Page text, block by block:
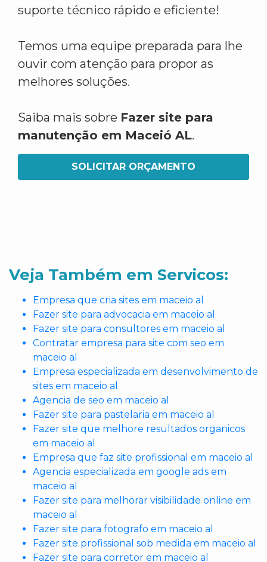
suporte técnico rápido e eficiente!
Temos uma equipe preparada para lhe
ouvir com atenção para propor as
melhores soluções.
Saiba mais sobre Fazer site para
manutenção em Maceió AL.
SOLICITAR ORÇAMENTO
Veja Também em Servicos:
Empresa que cria sites em maceio al
Fazer site para advocacia em maceio al
Fazer site para consultores em maceio al
Contratar empresa para site com seo em
maceio al
Empresa especializada em desenvolvimento de
sites em maceio al
Agencia de seo em maceio al
Fazer site para pastelaria em maceio al
Fazer site que melhore resultados organicos
em maceio al
Empresa que faz site profissional em maceio al
Agencia especializada em google ads em
maceio al
Fazer site para melhorar visibilidade online em
maceio al
Fazer site para fotografo em maceio al
Fazer site profissional sob medida em maceio al
Fazer site para corretor em maceio al